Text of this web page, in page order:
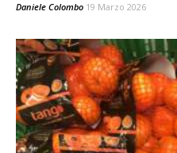
Daniele Colombo 19 Marzo 2026